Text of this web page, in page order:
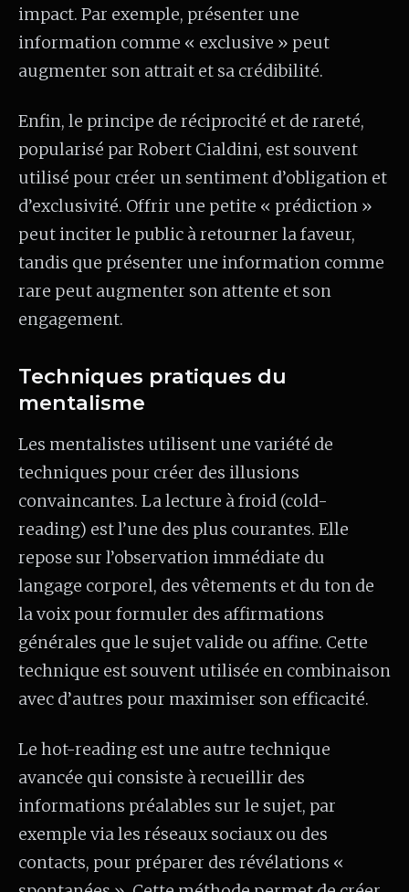
impact. Par exemple, présenter une
information comme « exclusive » peut
augmenter son attrait et sa crédibilité.
Enfin, le principe de réciprocité et de rareté,
popularisé par Robert Cialdini, est souvent
utilisé pour créer un sentiment d’obligation et
d’exclusivité. Offrir une petite « prédiction »
peut inciter le public à retourner la faveur,
tandis que présenter une information comme
rare peut augmenter son attente et son
engagement.
Techniques pratiques du
mentalisme
Les mentalistes utilisent une variété de
techniques pour créer des illusions
convaincantes. La lecture à froid (cold-
reading) est l’une des plus courantes. Elle
repose sur l’observation immédiate du
langage corporel, des vêtements et du ton de
la voix pour formuler des affirmations
générales que le sujet valide ou affine. Cette
technique est souvent utilisée en combinaison
avec d’autres pour maximiser son efficacité.
Le hot-reading est une autre technique
avancée qui consiste à recueillir des
informations préalables sur le sujet, par
exemple via les réseaux sociaux ou des
contacts, pour préparer des révélations «